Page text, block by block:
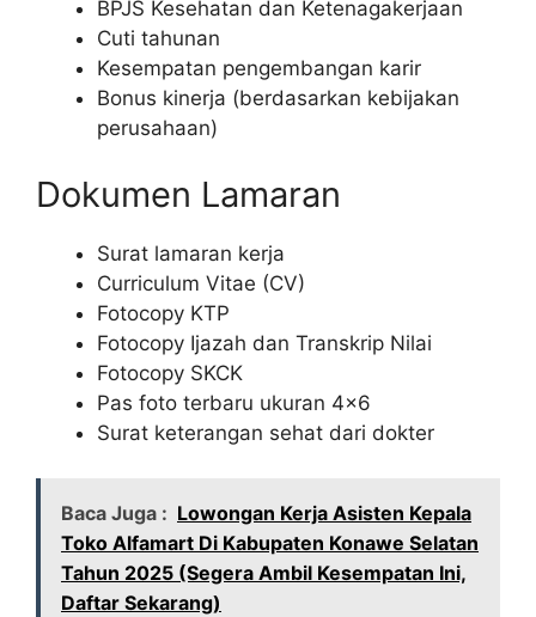
BPJS Kesehatan dan Ketenagakerjaan
Cuti tahunan
Kesempatan pengembangan karir
Bonus kinerja (berdasarkan kebijakan
perusahaan)
Dokumen Lamaran
Surat lamaran kerja
Curriculum Vitae (CV)
Fotocopy KTP
Fotocopy Ijazah dan Transkrip Nilai
Fotocopy SKCK
Pas foto terbaru ukuran 4×6
Surat keterangan sehat dari dokter
Baca Juga : Lowongan Kerja Asisten Kepala
Toko Alfamart Di Kabupaten Konawe Selatan
Tahun 2025 (Segera Ambil Kesempatan Ini,
Daftar Sekarang)